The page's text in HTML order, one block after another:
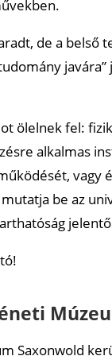
de a
ölelnek fel:
alkalmas
vagy
be az
Saxonwold